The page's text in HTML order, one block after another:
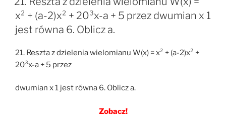
x² + (a-2)x² + 20³x-a + 5 przez dwumian x 1
jest równa 6. Oblicz a.
21. Reszta z dzielenia wielomianu W(x) = x² + (a-2)x² +
20³x-a + 5 przez
dwumian x 1 jest równa 6. Oblicz a.
Zobacz!